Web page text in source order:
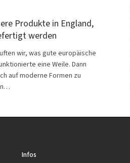
Produkte in England,
werden
wir, was gute europäische
eine Weile. Dann
auf moderne Formen zu
Infos